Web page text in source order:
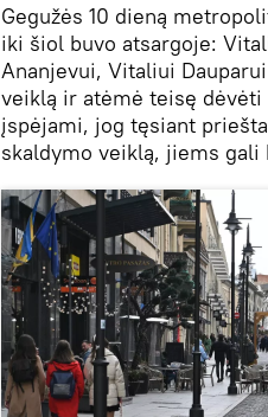
Gegužės 10 dieną
iki šiol buvo atsargoje:
Ananjevui, Vitaliui
veiklą ir atėmė teisę
įspėjami, jog tęsiant
skaldymo veiklą, jiems